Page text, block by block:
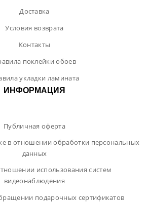
Доставка
Условия возврата
Контакты
поклейки обоев
укладки ламината
ИНФОРМАЦИЯ
Публичная оферта
в отношении обработки персональных
данных
использования систем
видеонаблюдения
подарочных сертификатов